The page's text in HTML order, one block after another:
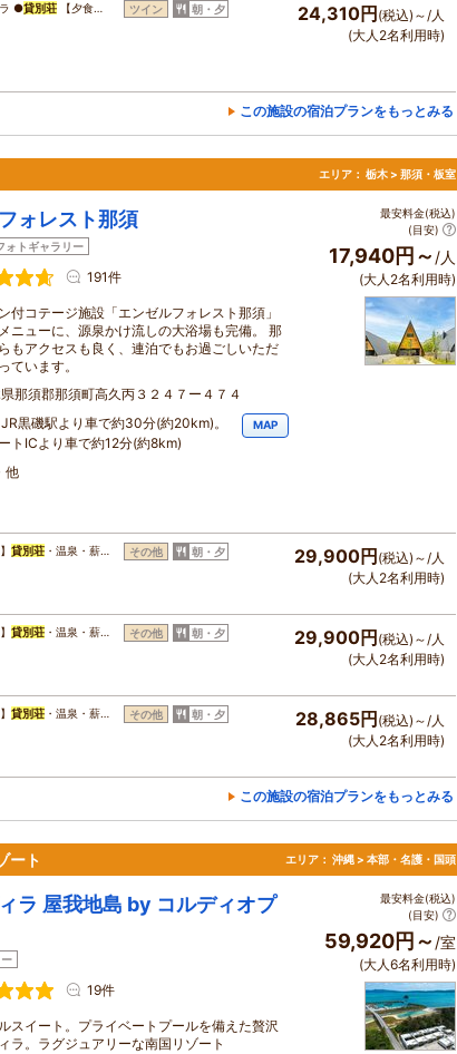
●貸別荘【夕食… ツイン 朝・夕 24,310円 (税込)～/人
(大人2名利用時)
この施設の宿泊プランをもっとみる
エリア： 栃木 > 那須・板室
ォレスト那須
ォトギャラリー
191件
付コテージ施設「エンゼルフォレスト那須」
ニューに、源泉かけ流しの大浴場も完備。 那
もアクセスも良く、連泊でもお過ごしいただ
ています。
那須郡那須町高久丙３２４７ー４７４
JR黒磯駅より車で約30分(約20km)。
トICより車で約12分(約8km)
MAP
最安料金(税込)
(目安)
17,940円～ /人
(大人2名利用時)
他
貸別荘・温泉・薪… その他 朝・夕 29,900円 (税込)～/人
(大人2名利用時)
貸別荘・温泉・薪… その他 朝・夕 29,900円 (税込)～/人
(大人2名利用時)
貸別荘・温泉・薪… その他 朝・夕 28,865円 (税込)～/人
(大人2名利用時)
この施設の宿泊プランをもっとみる
ート エリア： 沖縄 > 本部・名護・国頭
ラ 屋我地島 by コルディオプ
19件
スイート。プライベートプールを備えた贅沢
ラ。ラグジュアリーな南国リゾート
最安料金(税込)
(目安)
59,920円～ /室
(大人6名利用時)